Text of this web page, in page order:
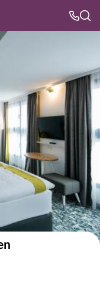
Voir sur la carte